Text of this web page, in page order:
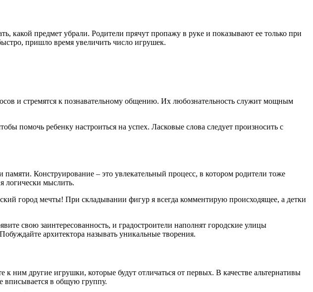
какой предмет убрали. Родители прячут пропажу в руке и показывают ее только при
пришло время увеличить число игрушек.
и стремятся к познавательному общению. Их любознательность служит мощным
помочь ребенку настроиться на успех. Ласковые слова следует произносить с
Конструирование – это увлекательный процесс, в котором родители тоже
логически мыслить.
город мечты! При складывании фигур я всегда комментирую происходящее, а детки
свою заинтересованность, и градостроители наполнят городские улицы
архитектора называть уникальные творения.
ним другие игрушки, которые будут отличаться от первых. В качестве альтернативы
вписывается в общую группу.